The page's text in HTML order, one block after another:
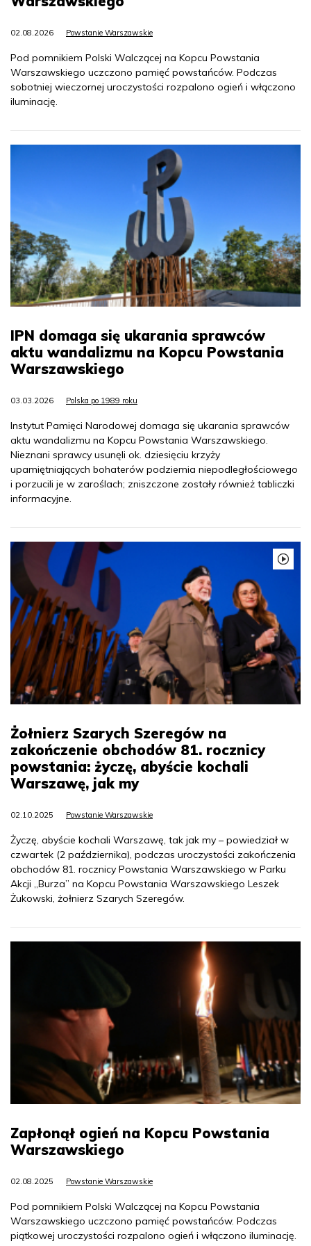
02.08.2026 Powstanie Warszawskie
Pod pomnikiem Polski Walczącej na Kopcu Powstania
Warszawskiego uczczono pamięć powstańców. Podczas
sobotniej wieczornej uroczystości rozpalono ogień i włączono
iluminację.
IPN domaga się ukarania sprawców
aktu wandalizmu na Kopcu Powstania
Warszawskiego
03.03.2026 Polska po 1989 roku
Instytut Pamięci Narodowej domaga się ukarania sprawców
aktu wandalizmu na Kopcu Powstania Warszawskiego.
Nieznani sprawcy usunęli ok. dziesięciu krzyży
upamiętniających bohaterów podziemia niepodległościowego
i porzucili je w zaroślach; zniszczone zostały również tabliczki
informacyjne.
Żołnierz Szarych Szeregów na
zakończenie obchodów 81. rocznicy
powstania: życzę, abyście kochali
Warszawę, jak my
02.10.2025 Powstanie Warszawskie
Życzę, abyście kochali Warszawę, tak jak my – powiedział w
czwartek (2 października), podczas uroczystości zakończenia
obchodów 81. rocznicy Powstania Warszawskiego w Parku
Akcji „Burza” na Kopcu Powstania Warszawskiego Leszek
Żukowski, żołnierz Szarych Szeregów.
Zapłonął ogień na Kopcu Powstania
Warszawskiego
02.08.2025 Powstanie Warszawskie
Pod pomnikiem Polski Walczącej na Kopcu Powstania
Warszawskiego uczczono pamięć powstańców. Podczas
piątkowej uroczystości rozpalono ogień i włączono iluminację.